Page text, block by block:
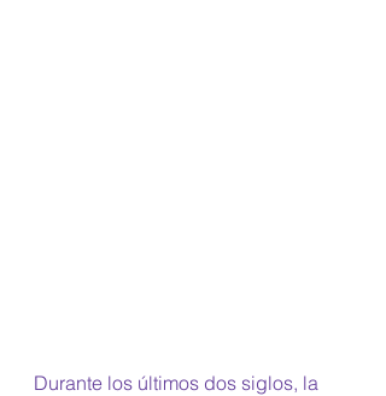
Durante los últimos dos siglos, la